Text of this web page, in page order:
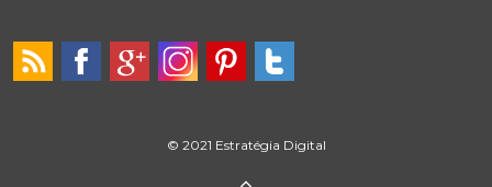
© 2021 Estratégia Digital